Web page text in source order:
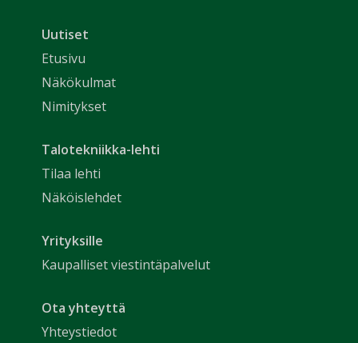
Uutiset
Etusivu
Näkökulmat
Nimitykset
Talotekniikka-lehti
Tilaa lehti
Näköislehdet
Yrityksille
Kaupalliset viestintäpalvelut
Ota yhteyttä
Yhteystiedot